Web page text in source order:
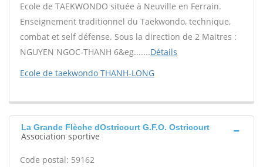
Ecole de TAEKWONDO située à Neuville en Ferrain.
Enseignement traditionnel du Taekwondo, technique,
combat et self défense. Sous la direction de 2 Maitres :
NGUYEN NGOC-THANH 6&eg.......Détails
Ecole de taekwondo THANH-LONG
La Grande Flèche dOstricourt G.F.O. Ostricourt
Association sportive
Code postal: 59162